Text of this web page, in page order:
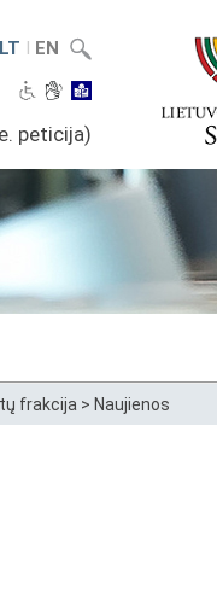
LT I EN
peticija)
frakcija > Naujienos